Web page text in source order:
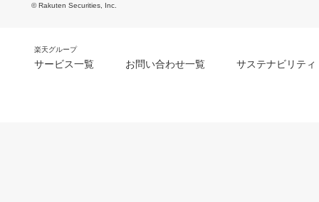
© Rakuten Securities, Inc.
楽天グループ
サービス一覧 お問い合わせ一覧 サステナビリティ